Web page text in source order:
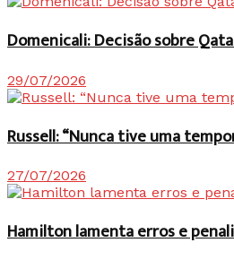
Domenicali: Decisão sobre
29/07/2026
Russell: “Nunca tive uma
27/07/2026
Hamilton lamenta erros e